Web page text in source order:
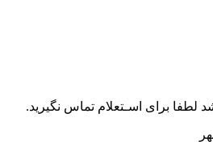
لطفا برای اسـتعلام تماس نگیرید.